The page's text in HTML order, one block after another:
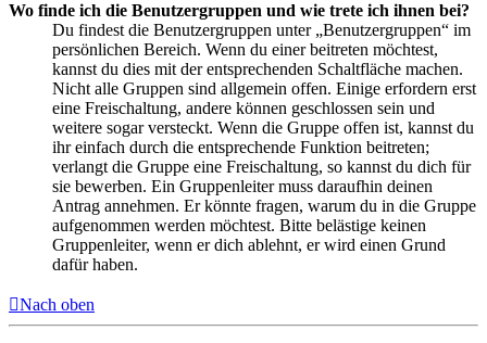
Wo finde ich die Benutzergruppen und wie trete ich ihnen bei?
Du findest die Benutzergruppen unter „Benutzergruppen“ im
persönlichen Bereich. Wenn du einer beitreten möchtest,
kannst du dies mit der entsprechenden Schaltfläche machen.
Nicht alle Gruppen sind allgemein offen. Einige erfordern erst
eine Freischaltung, andere können geschlossen sein und
weitere sogar versteckt. Wenn die Gruppe offen ist, kannst du
ihr einfach durch die entsprechende Funktion beitreten;
verlangt die Gruppe eine Freischaltung, so kannst du dich für
sie bewerben. Ein Gruppenleiter muss daraufhin deinen
Antrag annehmen. Er könnte fragen, warum du in die Gruppe
aufgenommen werden möchtest. Bitte belästige keinen
Gruppenleiter, wenn er dich ablehnt, er wird einen Grund
dafür haben.
Nach oben